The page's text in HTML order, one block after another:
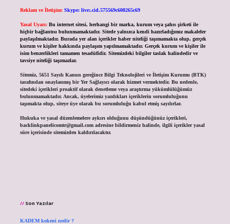
Reklam ve İletişim: Skype: live:.cid.575569c608265c69
Yasal Uyarı: Bu internet sitesi, herhangi bir marka, kurum veya şahıs şirketi ile
hiçbir bağlantısı bulunmamaktadır. Sitede yalnızca kendi hazırladığımız makaleler
paylaşılmaktadır. Burada yer alan içerikler haber niteliği taşımamakta olup, gerçek
kurum ve kişiler hakkında paylaşım yapılmamaktadır. Gerçek kurum ve kişiler ile
isim benzerlikleri tamamen tesadüfidir. Sitemizdeki bilgiler taslak halindedir ve
tavsiye niteliği taşımazlar.
Sitemiz, 5651 Sayılı Kanun gereğince Bilgi Teknolojileri ve İletişim Kurumu (BTK)
tarafından onaylanmış bir Yer Sağlayıcı olarak hizmet vermektedir. Bu nedenle,
sitedeki içerikleri proaktif olarak denetleme veya araştırma yükümlülüğümüz
bulunmamaktadır. Ancak, üyelerimiz yazdıkları içeriklerin sorumluluğunu
taşımakta olup, siteye üye olarak bu sorumluluğu kabul etmiş sayılırlar.
Hukuka ve yasal düzenlemelere aykırı olduğunu düşündüğünüz içerikleri,
backlinkpanelicomtr@gmail.comadresine bildirmeniz halinde, ilgili içerikler yasal
süre içerisinde sitemizden kaldırılacaktır.
Son Yazılar
KADEM kokeni nedir ?